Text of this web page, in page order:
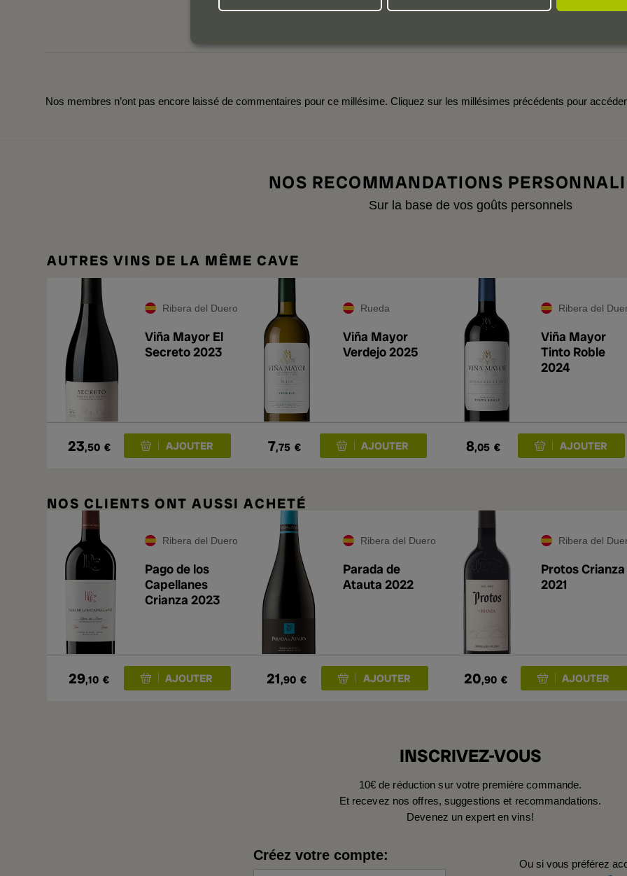
1
Nos membres n’ont pas encore laissé de commentaires pour ce millésime. Cliquez sur les millésimes précédents pour
NOS RECOMMANDATIONS
Sur la base de vos goûts personnels
AUTRES VINS DE LA MÊME CAVE
Ribera del Duero
Viña Mayor El
Secreto 2023
23,50 €
Rueda
Viña Mayor
Verdejo 2025
7,75 €
Ribera del
Viña Mayor
Tinto Roble
2024
8,05 €
NOS CLIENTS ONT AUSSI ACHETÉ
Ribera del Duero
Pago de los
Capellanes
Crianza 2023
29,10 €
Ribera del Duero
Parada de
Atauta 2022
21,90 €
Ribera del
Protos Crianza
2021
20,90 €
INSCRIVEZ-VOUS
10€ de réduction sur votre première commande.
Et recevez nos offres, suggestions et recommandations.
Devenez un expert en vins!
Créez votre compte:
Ou si vous préférez